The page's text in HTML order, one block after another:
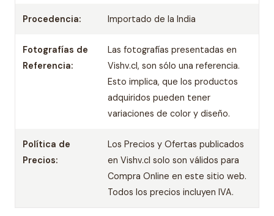
Procedencia: Importado de la India
Fotografías de
Referencia:
Las fotografías presentadas en
Vishv.cl, son sólo una referencia.
Esto implica, que los productos
adquiridos pueden tener
variaciones de color y diseño.
Política de
Precios:
Los Precios y Ofertas publicados
en Vishv.cl solo son válidos para
Compra Online en este sitio web.
Todos los precios incluyen IVA.